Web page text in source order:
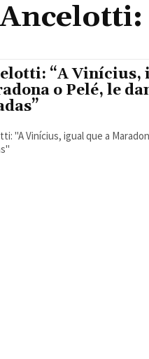
“A Vinícius,
o Pelé, le
"A Vinícius, igual que a